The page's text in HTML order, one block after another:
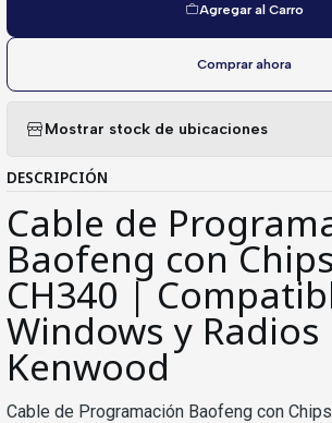
Agregar al Carro
Comprar ahora
Mostrar stock de ubicaciones
DESCRIPCIÓN
Cable de
Baofeng con
CH340 |
Windows y Radios
Kenwood
Cable de Programación Baofeng con